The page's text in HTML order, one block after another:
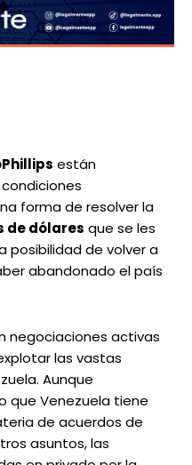
están
forma de resolver la
de dólares que se les
posibilidad de volver a
abandonado el país
negociaciones activas
las vastas
Aunque
que Venezuela tiene
de acuerdos de
asuntos, las